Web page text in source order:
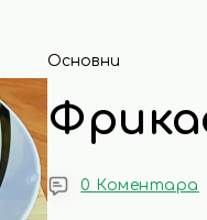
Основни
0 Коментара